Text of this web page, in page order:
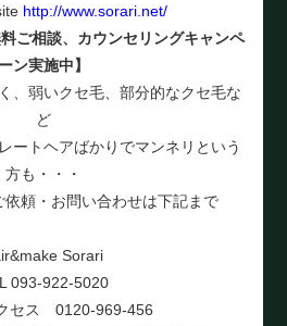
http://www.sorari.net/
ご相談、カウンセリングキャンペ
ーン実施中】
、弱いクセ毛、部分的なクセ毛な
ど
ートヘアばかりでマンネリという
方も・・・
依頼・お問い合わせは下記まで
Sorari
093-922-5020
セス 0120-969-456